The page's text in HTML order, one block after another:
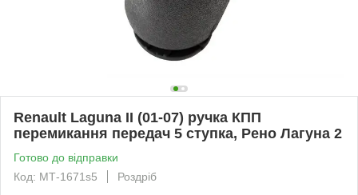
Renault Laguna II (01-07) ручка КПП
перемикання передач 5 ступка, Рено Лагуна 2
Готово до відправки
Код: МТ-1671s5
Роздріб